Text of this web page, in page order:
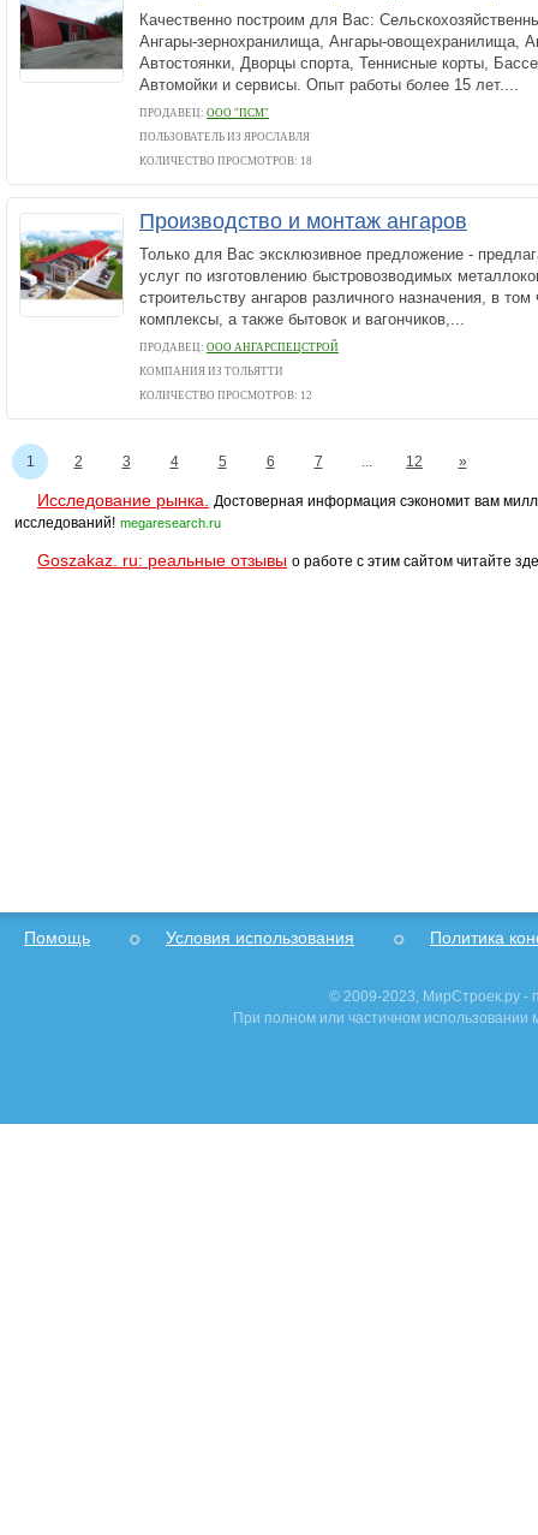
Качественно построим для Вас:
Ангары-зернохранилища, Ангары-овощехранилища,
Автостоянки, Дворцы спорта, Теннисные корты,
Автомойки и сервисы. Опыт работы более 15 лет....
ПРОДАВЕЦ: ООО "ПСМ"
ПОЛЬЗОВАТЕЛЬ ИЗ ЯРОСЛАВЛЯ
КОЛИЧЕСТВО ПРОСМОТРОВ: 18
Производство и монтаж ангаров
Только для Вас эксклюзивное предложение -
услуг по изготовлению быстровозводимых
строительству ангаров различного назначения, в
комплексы, а также бытовок и вагончиков,...
ПРОДАВЕЦ: ООО АНГАРСПЕЦСТРОЙ
КОМПАНИЯ ИЗ ТОЛЬЯТТИ
КОЛИЧЕСТВО ПРОСМОТРОВ: 12
1 2 3 4 5 6 7 ... 12 »
Исследование рынка.
Достоверная информация сэкономит вам
исследований! megaresearch.ru
Goszakaz. ru: реальные отзывы о работе с этим сайтом читайте
Помощь Условия использования Политика
© 2009-2023, МирСтроек.ру -
При полном или частичном использовании